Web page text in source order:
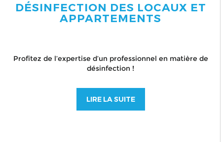
DÉSINFECTION DES LOCAUX ET
APPARTEMENTS
Profitez de l’expertise d’un professionnel en matière de
désinfection !
LIRE LA SUITE